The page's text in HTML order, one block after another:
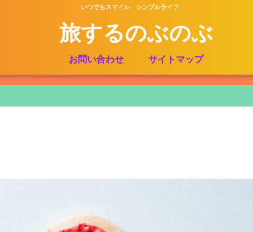
いつでもスマイル シンプルライフ
旅するのぶのぶ
お問い合わせ サイトマップ